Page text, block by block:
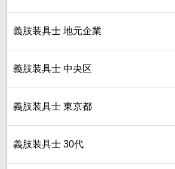
義肢装具士 地元企業
義肢装具士 中央区
義肢装具士 東京都
義肢装具士 30代